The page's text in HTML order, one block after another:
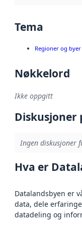
Tema
Regioner og byer
Nøkkelord
Ikke oppgitt
Diskusjoner
Ingen diskusjoner
Hva er
Datalandsbyen er
data, dele
datadeling og